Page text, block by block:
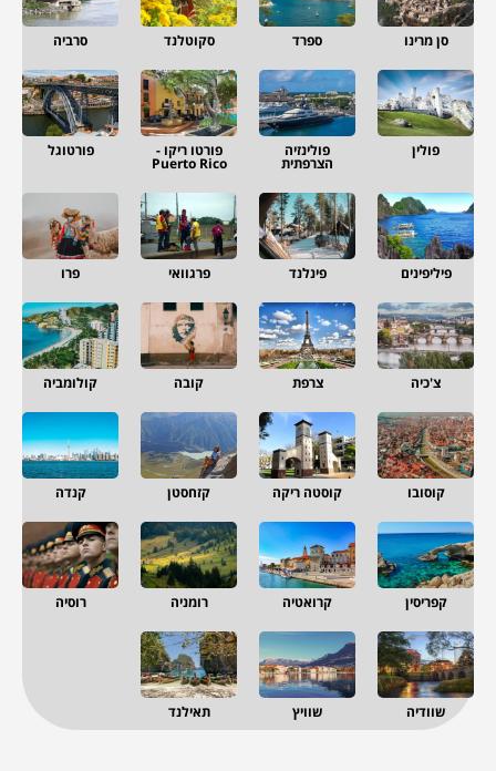
סן מרינו ספרד סקוטלנד סרביה
פולין פולינזיה
הצרפתית
פורטו ריקו -
Puerto Rico
פורטוגל
פיליפינים פינלנד פרגוואי פרו
צ'כיה צרפת קובה קולומביה
קוסובו קוסטה ריקה קזחסטן קנדה
קפריסין קרואטיה רומניה רוסיה
שוודיה שוויץ תאילנד